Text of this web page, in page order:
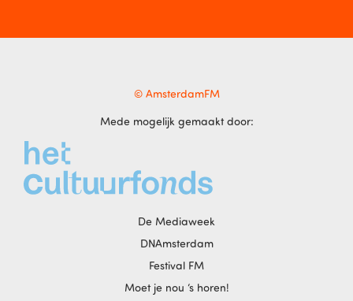
© AmsterdamFM
Mede mogelijk gemaakt door:
De Mediaweek
DNAmsterdam
Festival FM
Moet je nou ‘s horen!